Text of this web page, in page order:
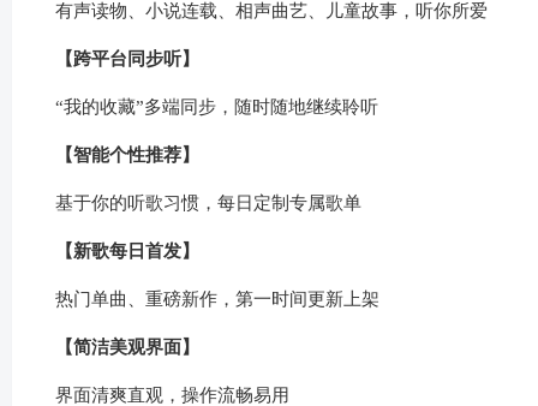
有声读物、小说连载、相声曲艺、儿童故事，听你所爱
【跨平台同步听】
“我的收藏”多端同步，随时随地继续聆听
【智能个性推荐】
基于你的听歌习惯，每日定制专属歌单
【新歌每日首发】
热门单曲、重磅新作，第一时间更新上架
【简洁美观界面】
界面清爽直观，操作流畅易用